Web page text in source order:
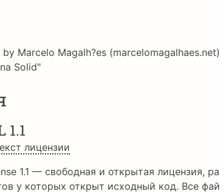
Marcelo Magalh?es
Solid"
1.1
лицензии
1.1 — свободная и открытая лицензия,
у которых открыт исходный код. Все